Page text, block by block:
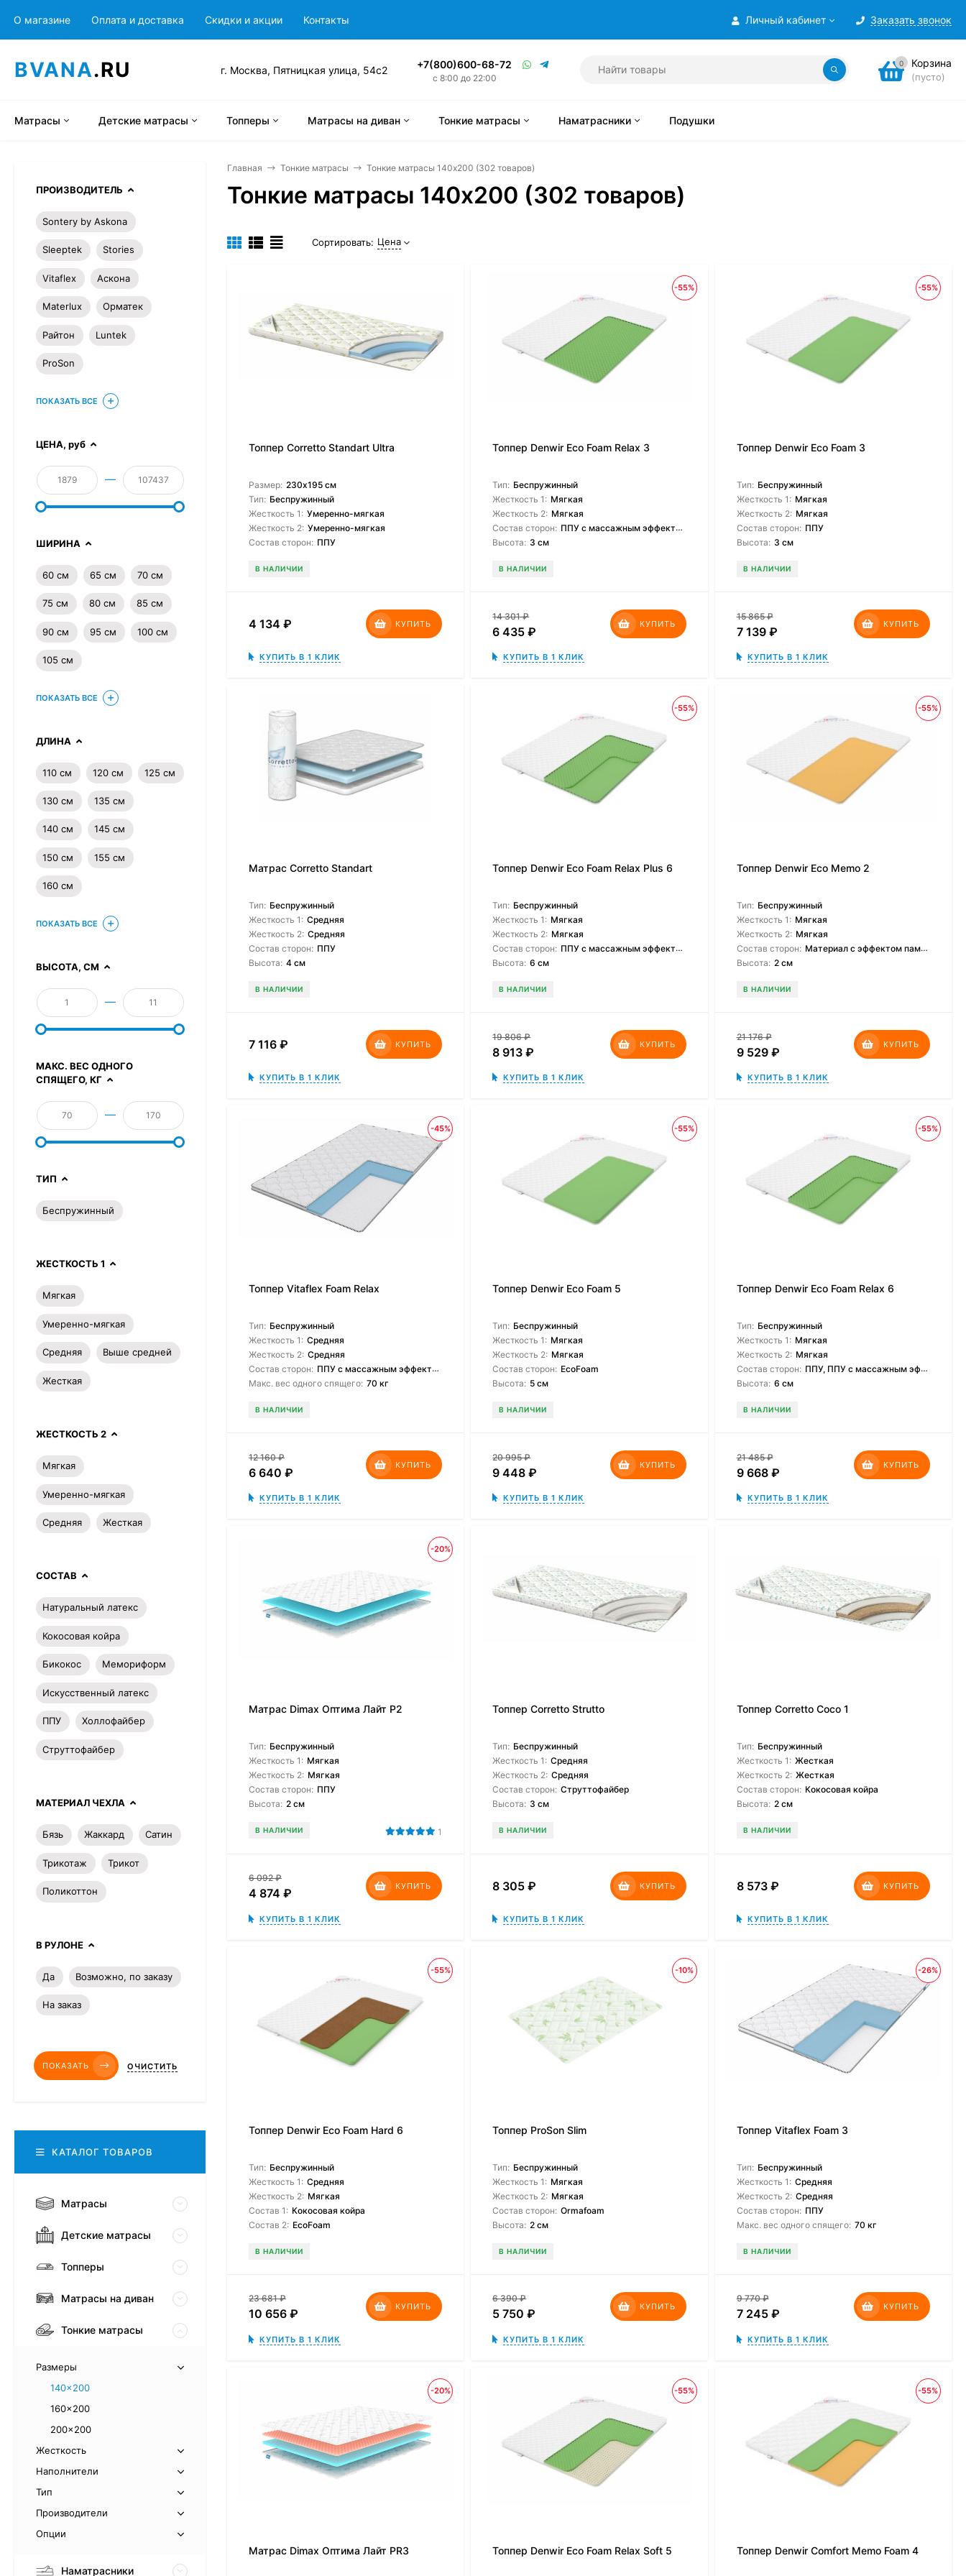
Личный кабинет Заказать звонок
О магазине Оплата и доставка Скидки и акции Контакты
BVANA.RU г. Москва, Пятницкая улица, 54с2 +7(800)600-68-72
с 8:00 до 22:00
0 Корзина
(пусто)
Матрасы Детские матрасы Топперы Матрасы на диван Тонкие матрасы Наматрасники Подушки
Главная Тонкие матрасы Тонкие матрасы 140x200 (302 товаров)
Тонкие матрасы 140x200 (302 товаров)
Сортировать: Цена
Топпер Corretto Standart Ultra
Размер: 230х195 см
Тип: Беспружинный
Жесткость 1: Умеренно-мягкая
Жесткость 2: Умеренно-мягкая
Состав сторон: ППУ
В НАЛИЧИИ
4 134 ₽ КУПИТЬ
КУПИТЬ В 1 КЛИК
-55%
Топпер Denwir Eco Foam Relax 3
Тип: Беспружинный
Жесткость 1: Мягкая
Жесткость 2: Мягкая
Состав сторон: ППУ с массажным эффектом
Высота: 3 см
В НАЛИЧИИ
14 301₽
6 435₽
КУПИТЬ
КУПИТЬ В 1 КЛИК
-55%
Топпер Denwir Eco Foam 3
Тип: Беспружинный
Жесткость 1: Мягкая
Жесткость 2: Мягкая
Состав сторон: ППУ
Высота: 3 см
В НАЛИЧИИ
15 865₽
7 139 ₽
КУПИТЬ
КУПИТЬ В 1 КЛИК
Матрас Corretto Standart
Тип: Беспружинный
Жесткость 1: Средняя
Жесткость 2: Средняя
Состав сторон: ППУ
Высота: 4 см
В НАЛИЧИИ
7 116 ₽ КУПИТЬ
КУПИТЬ В 1 КЛИК
-55%
Топпер Denwir Eco Foam Relax Plus 6
Тип: Беспружинный
Жесткость 1: Мягкая
Жесткость 2: Мягкая
Состав сторон: ППУ с массажным эффектом
Высота: 6 см
В НАЛИЧИИ
19 806₽
8 913₽
КУПИТЬ
КУПИТЬ В 1 КЛИК
-55%
Топпер Denwir Eco Memo 2
Тип: Беспружинный
Жесткость 1: Мягкая
Жесткость 2: Мягкая
Состав сторон: Материал с эффектом памяти
Высота: 2 см
В НАЛИЧИИ
21 176₽
9 529 ₽
КУПИТЬ
КУПИТЬ В 1 КЛИК
-45%
Топпер Vitaflex Foam Relax
Тип: Беспружинный
Жесткость 1: Средняя
Жесткость 2: Средняя
Состав сторон: ППУ с массажным эффектом
Макс. вес одного спящего: 70 кг
В НАЛИЧИИ
12 160₽
6 640 ₽
КУПИТЬ
КУПИТЬ В 1 КЛИК
-55%
Топпер Denwir Eco Foam 5
Тип: Беспружинный
Жесткость 1: Мягкая
Жесткость 2: Мягкая
Состав сторон: EcoFoam
Высота: 5 см
В НАЛИЧИИ
20 995₽
9 448₽
КУПИТЬ
КУПИТЬ В 1 КЛИК
-55%
Топпер Denwir Eco Foam Relax 6
Тип: Беспружинный
Жесткость 1: Мягкая
Жесткость 2: Мягкая
Состав сторон: ППУ, ППУ с массажным эффектом
Высота: 6 см
В НАЛИЧИИ
21 485₽
9 668 ₽
КУПИТЬ
КУПИТЬ В 1 КЛИК
-20%
Матрас Dimax Оптима Лайт P2
Тип: Беспружинный
Жесткость 1: Мягкая
Жесткость 2: Мягкая
Состав сторон: ППУ
Высота: 2 см
В НАЛИЧИИ 1
6 092₽
4 874 ₽
КУПИТЬ
КУПИТЬ В 1 КЛИК
Топпер Corretto Strutto
Тип: Беспружинный
Жесткость 1: Средняя
Жесткость 2: Средняя
Состав сторон: Струттофайбер
Высота: 3 см
В НАЛИЧИИ
8 305₽ КУПИТЬ
КУПИТЬ В 1 КЛИК
Топпер Corretto Coco 1
Тип: Беспружинный
Жесткость 1: Жесткая
Жесткость 2: Жесткая
Состав сторон: Кокосовая койра
Высота: 2 см
В НАЛИЧИИ
8 573 ₽ КУПИТЬ
КУПИТЬ В 1 КЛИК
-55%
Топпер Denwir Eco Foam Hard 6
Тип: Беспружинный
Жесткость 1: Средняя
Жесткость 2: Мягкая
Состав 1: Кокосовая койра
Состав 2: EcoFoam
В НАЛИЧИИ
23 681₽
10 656 ₽
КУПИТЬ
КУПИТЬ В 1 КЛИК
-10%
Топпер ProSon Slim
Тип: Беспружинный
Жесткость 1: Мягкая
Жесткость 2: Мягкая
Состав сторон: Ormafoam
Высота: 2 см
В НАЛИЧИИ
6 390₽
5 750₽
КУПИТЬ
КУПИТЬ В 1 КЛИК
-26%
Топпер Vitaflex Foam 3
Тип: Беспружинный
Жесткость 1: Средняя
Жесткость 2: Средняя
Состав сторон: ППУ
Макс. вес одного спящего: 70 кг
В НАЛИЧИИ
9 770₽
7 245 ₽
КУПИТЬ
КУПИТЬ В 1 КЛИК
-20%
Матрас Dimax Оптима Лайт PR3
-55%
Топпер Denwir Eco Foam Relax Soft 5
-55%
Топпер Denwir Comfort Memo Foam 4
ПРОИЗВОДИТЕЛЬ
Sontery by Askona
Sleeptek Stories
Vitaflex Аскона
Materlux Орматек
Райтон Luntek
ProSon
ПОКАЗАТЬ ВСЕ
ЦЕНА, руб
—
ШИРИНА
60 см 65 см 70 см
75 см 80 см 85 см
90 см 95 см 100 см
105 см
ПОКАЗАТЬ ВСЕ
ДЛИНА
110 см 120 см 125 см
130 см 135 см
140 см 145 см
150 см 155 см
160 см
ПОКАЗАТЬ ВСЕ
ВЫСОТА, СМ
—
МАКС. ВЕС ОДНОГО
СПЯЩЕГО, КГ
—
ТИП
Беспружинный
ЖЕСТКОСТЬ 1
Мягкая
Умеренно-мягкая
Средняя Выше средней
Жесткая
ЖЕСТКОСТЬ 2
Мягкая
Умеренно-мягкая
Средняя Жесткая
СОСТАВ
Натуральный латекс
Кокосовая койра
Бикокос Мемориформ
Искусственный латекс
ППУ Холлофайбер
Струттофайбер
МАТЕРИАЛ ЧЕХЛА
Бязь Жаккард Сатин
Трикотаж Трикот
Поликоттон
В РУЛОНЕ
Да Возможно, по заказу
На заказ
ПОКАЗАТЬ ОЧИСТИТЬ
КАТАЛОГ ТОВАРОВ
Матрасы
Детские матрасы
Топперы
Матрасы на диван
Тонкие матрасы
Размеры
140x200
160x200
200x200
Жесткость
Наполнители
Тип
Производители
Опции
Наматрасники